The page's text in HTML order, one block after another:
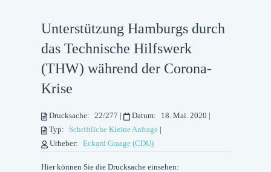
Unterstützung Hamburgs durch
das Technische Hilfswerk
(THW) während der Corona-
Krise
Drucksache: 22/277 | Datum: 18. Mai. 2020 |
Typ:
Schriftliche Kleine Anfrage |
Urheber:
Eckard Graage (CDU)
Hier können Sie die Drucksache einsehen: